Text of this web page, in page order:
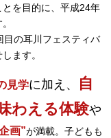
を目的に、平成24年
目の耳川フェスティバ
ます。
見学に加え、
自
わえる体験や
画”が満載。子どもも